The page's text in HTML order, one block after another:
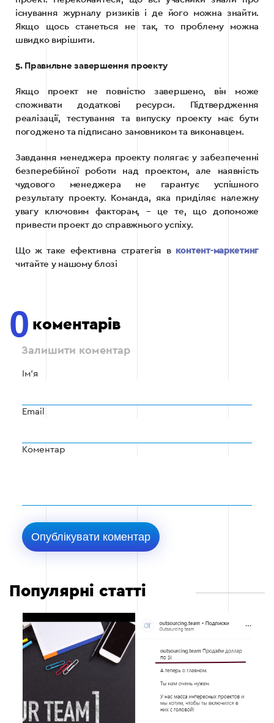
існування журналу ризиків і де його можна знайти.
Якщо щось станеться не так, то проблему можна
швидко вирішити.
5. Правильне завершення проекту
Якщо проект не повністю завершено, він може
споживати додаткові ресурси. Підтвердження
реалізації, тестування та випуску проекту має бути
погоджено та підписано замовником та виконавцем.
Завдання менеджера проекту полягає у забезпеченні
безперебійної роботи над проектом, але наявність
чудового менеджера не гарантує успішного
результату проекту. Команда, яка приділяє належну
увагу ключовим факторам, – це те, що допоможе
привести проект до справжнього успіху.
Що ж таке ефективна стратегія в контент-маркетинг
читайте у нашому блозі
0 коментарів
Залишити коментар
Ім'я
Email
Коментар
Популярні статті